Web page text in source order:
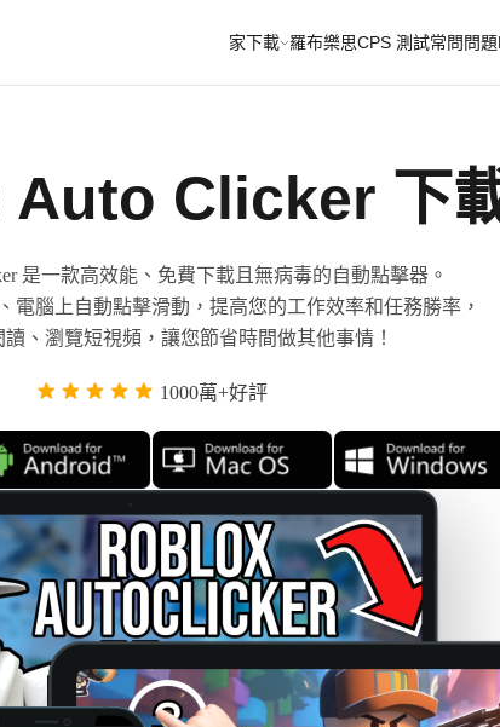
家下載 羅布樂思CPS 測試常問問題
Auto Clicker 下
是一款高效能、免費下載且無病毒的自動點擊器。
電腦上自動點擊滑動，提高您的工作效率和任務勝率，
、瀏覽短視頻，讓您節省時間做其他事情！
1000萬+好評